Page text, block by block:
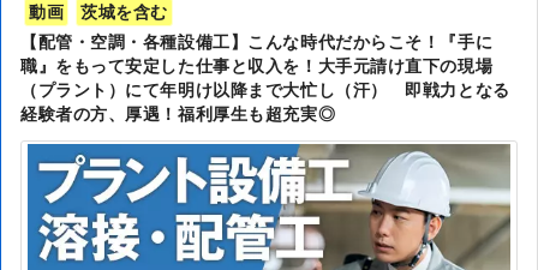
動画
茨城を含む
【配管・空調・各種設備工】こんな時代だからこそ！『手に
職』をもって安定した仕事と収入を！大手元請け直下の現場
（プラント）にて年明け以降まで大忙し（汗） 即戦力となる
経験者の方、厚遇！福利厚生も超充実◎